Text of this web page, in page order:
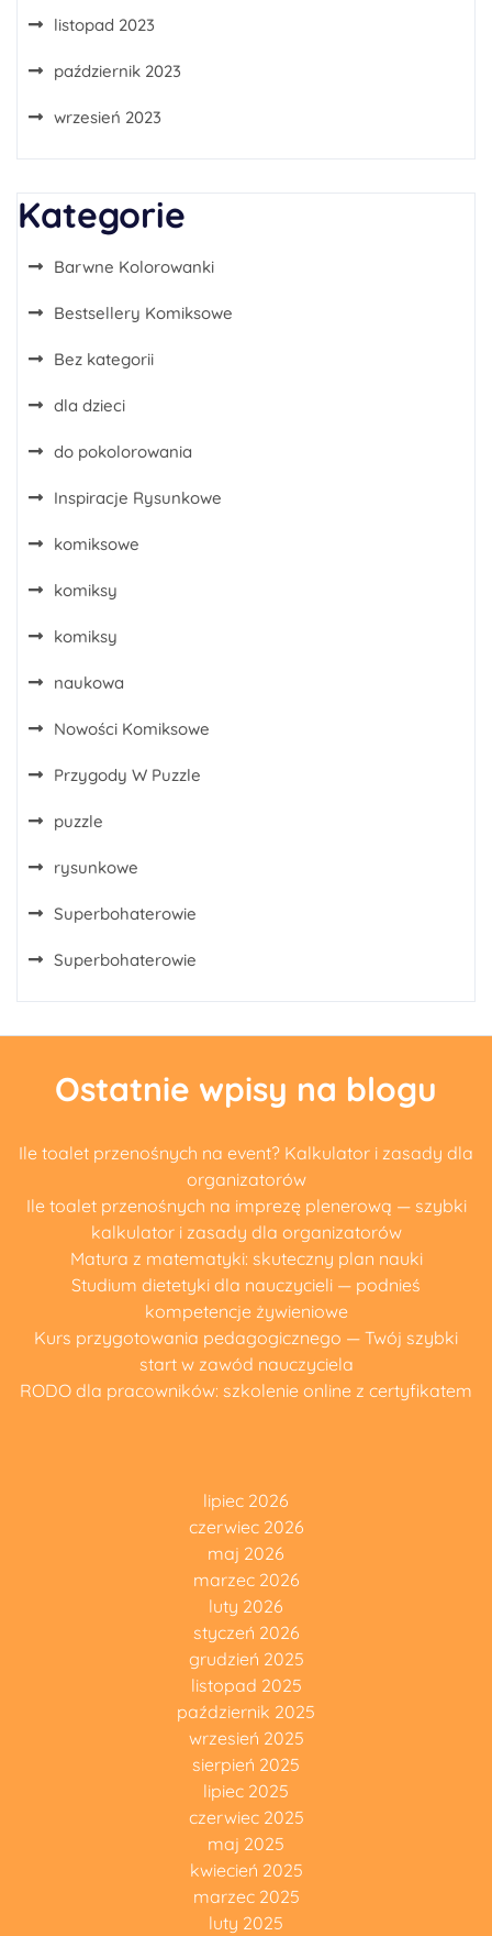
listopad 2023
październik 2023
wrzesień 2023
Kategorie
Barwne Kolorowanki
Bestsellery Komiksowe
Bez kategorii
dla dzieci
do pokolorowania
Inspiracje Rysunkowe
komiksowe
komiksy
komiksy
naukowa
Nowości Komiksowe
Przygody W Puzzle
puzzle
rysunkowe
Superbohaterowie
Superbohaterowie
Ostatnie wpisy na blogu
Ile toalet przenośnych na event? Kalkulator i zasady dla
organizatorów
Ile toalet przenośnych na imprezę plenerową — szybki
kalkulator i zasady dla organizatorów
Matura z matematyki: skuteczny plan nauki
Studium dietetyki dla nauczycieli — podnieś
kompetencje żywieniowe
Kurs przygotowania pedagogicznego — Twój szybki
start w zawód nauczyciela
RODO dla pracowników: szkolenie online z certyfikatem
lipiec 2026
czerwiec 2026
maj 2026
marzec 2026
luty 2026
styczeń 2026
grudzień 2025
listopad 2025
październik 2025
wrzesień 2025
sierpień 2025
lipiec 2025
czerwiec 2025
maj 2025
kwiecień 2025
marzec 2025
luty 2025